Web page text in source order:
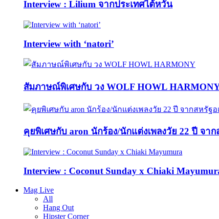
Interview : Lilium จากประเทศไต้หวัน
Interview with ‘natori’
สัมภาษณ์พิเศษกับ วง WOLF HOWL
คุยพิเศษกับ aron นักร้อง/นักแต่งเพลงวัย 22 ปี จาก
Interview : Coconut Sunday x Chiaki
Mag Live
All
Hang Out
Hipster Corner